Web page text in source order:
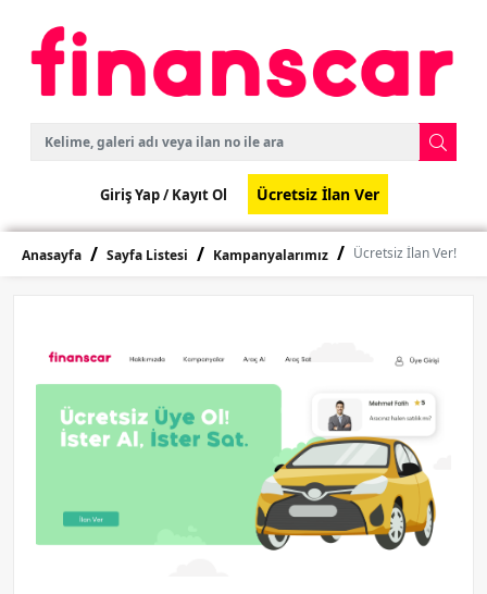
Giriş Yap /Kayıt Ol Ücretsiz İlan Ver
Anasayfa Sayfa Listesi Kampanyalarımız Ücretsiz İlan Ver!